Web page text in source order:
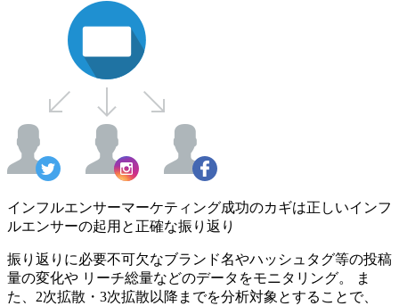
インフルエンサーマーケティング成功のカギは正しいインフ
ルエンサーの起用と正確な振り返り
振り返りに必要不可欠なブランド名やハッシュタグ等の投稿
量の変化や リーチ総量などのデータをモニタリング。 ま
た、2次拡散・3次拡散以降までを分析対象とすることで、